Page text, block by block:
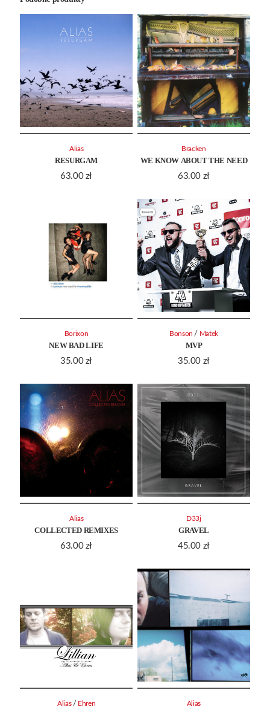
RESURGAM
63.00 zł
Alias
WE KNOW ABOUT THE NEED
63.00 zł
Bracken
NEW BAD LIFE
35.00 zł
Borixon
MVP
35.00 zł
Bonson / Matek
COLLECTED REMIXES
63.00 zł
Alias
GRAVEL
45.00 zł
D33j
Alias / Ehren Alias